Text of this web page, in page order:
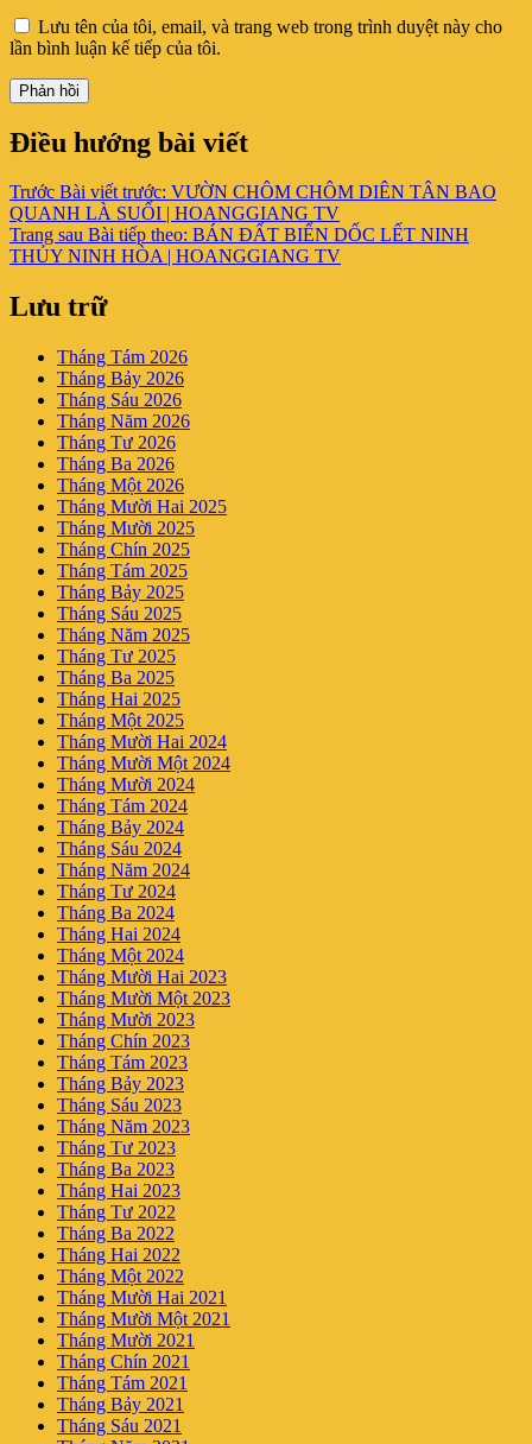
Lưu tên của tôi, email, và trang web trong trình duyệt này cho
lần bình luận kế tiếp của tôi.
Điều hướng bài viết
Trước Bài viết trước: VƯỜN CHÔM CHÔM DIÊN TÂN BAO
QUANH LÀ SUỐI | HOANGGIANG TV
Trang sau Bài tiếp theo: BÁN ĐẤT BIỂN DỐC LẾT NINH
THỦY NINH HÒA | HOANGGIANG TV
Lưu trữ
Tháng Tám 2026
Tháng Bảy 2026
Tháng Sáu 2026
Tháng Năm 2026
Tháng Tư 2026
Tháng Ba 2026
Tháng Một 2026
Tháng Mười Hai 2025
Tháng Mười 2025
Tháng Chín 2025
Tháng Tám 2025
Tháng Bảy 2025
Tháng Sáu 2025
Tháng Năm 2025
Tháng Tư 2025
Tháng Ba 2025
Tháng Hai 2025
Tháng Một 2025
Tháng Mười Hai 2024
Tháng Mười Một 2024
Tháng Mười 2024
Tháng Tám 2024
Tháng Bảy 2024
Tháng Sáu 2024
Tháng Năm 2024
Tháng Tư 2024
Tháng Ba 2024
Tháng Hai 2024
Tháng Một 2024
Tháng Mười Hai 2023
Tháng Mười Một 2023
Tháng Mười 2023
Tháng Chín 2023
Tháng Tám 2023
Tháng Bảy 2023
Tháng Sáu 2023
Tháng Năm 2023
Tháng Tư 2023
Tháng Ba 2023
Tháng Hai 2023
Tháng Tư 2022
Tháng Ba 2022
Tháng Hai 2022
Tháng Một 2022
Tháng Mười Hai 2021
Tháng Mười Một 2021
Tháng Mười 2021
Tháng Chín 2021
Tháng Tám 2021
Tháng Bảy 2021
Tháng Sáu 2021